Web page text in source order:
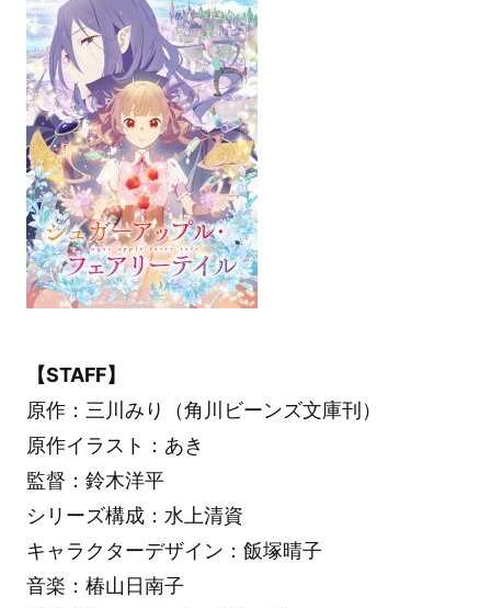
【STAFF】
原作：三川みり（角川ビーンズ文庫刊）
原作イラスト：あき
監督：鈴木洋平
シリーズ構成：水上清資
キャラクターデザイン：飯塚晴子
音楽：椿山日南子